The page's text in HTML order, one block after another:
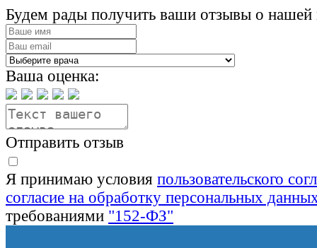
Будем рады получить ваши отзывы о нашей
Ваша оценка:
Отправить отзыв
Я принимаю условия пользовательского
согласие на обработку персональных
требованиями "152-ФЗ"